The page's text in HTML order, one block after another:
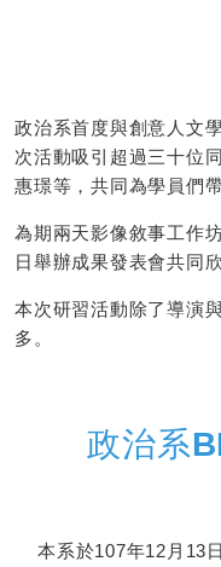
政治系首度與創意人文
次活動吸引超過三十位
惠璟等，共同為學員們
為期兩天影像敘事工作
日舉辦成果發表會共同
本次研習活動除了導演
多。
政治系
本系於107年12月13